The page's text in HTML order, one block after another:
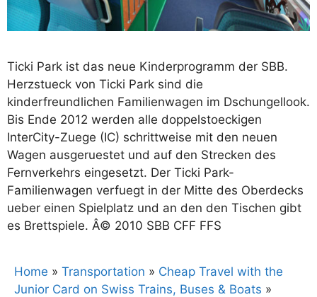
Ticki Park ist das neue Kinderprogramm der SBB.
Herzstueck von Ticki Park sind die
kinderfreundlichen Familienwagen im Dschungellook.
Bis Ende 2012 werden alle doppelstoeckigen
InterCity-Zuege (IC) schrittweise mit den neuen
Wagen ausgeruestet und auf den Strecken des
Fernverkehrs eingesetzt. Der Ticki Park-
Familienwagen verfuegt in der Mitte des Oberdecks
ueber einen Spielplatz und an den den Tischen gibt
es Brettspiele. Â© 2010 SBB CFF FFS
Home » Transportation » Cheap Travel with the
Junior Card on Swiss Trains, Buses & Boats »